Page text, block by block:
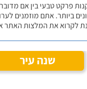
פרקט טבעי בין אם
ביותר. אתם מוזמנים
לקרוא את המלצות האתר
שנה עיר